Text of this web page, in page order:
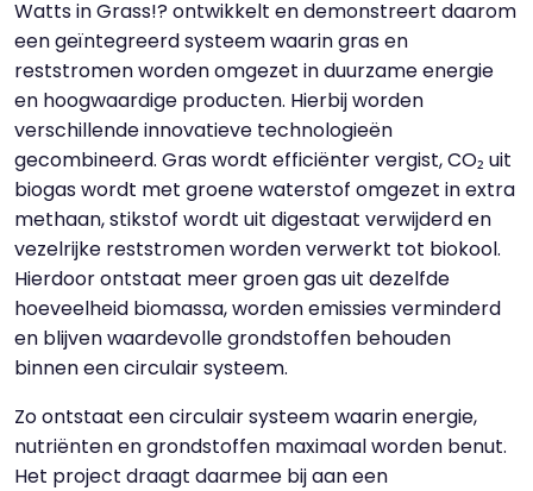
Watts in Grass!? ontwikkelt en demonstreert daarom
een geïntegreerd systeem waarin gras en
reststromen worden omgezet in duurzame energie
en hoogwaardige producten. Hierbij worden
verschillende innovatieve technologieën
gecombineerd. Gras wordt efficiënter vergist, CO₂ uit
biogas wordt met groene waterstof omgezet in extra
methaan, stikstof wordt uit digestaat verwijderd en
vezelrijke reststromen worden verwerkt tot biokool.
Hierdoor ontstaat meer groen gas uit dezelfde
hoeveelheid biomassa, worden emissies verminderd
en blijven waardevolle grondstoffen behouden
binnen een circulair systeem.
Zo ontstaat een circulair systeem waarin energie,
nutriënten en grondstoffen maximaal worden benut.
Het project draagt daarmee bij aan een